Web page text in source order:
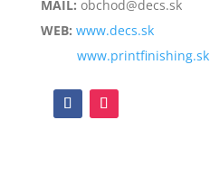
MAIL: obchod@decs.sk
WEB: www.decs.sk
www.printfinishing.sk